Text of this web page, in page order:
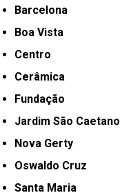
Barcelona
Boa Vista
Centro
Cerâmica
Fundação
Jardim São Caetano
Nova Gerty
Oswaldo Cruz
Santa Maria